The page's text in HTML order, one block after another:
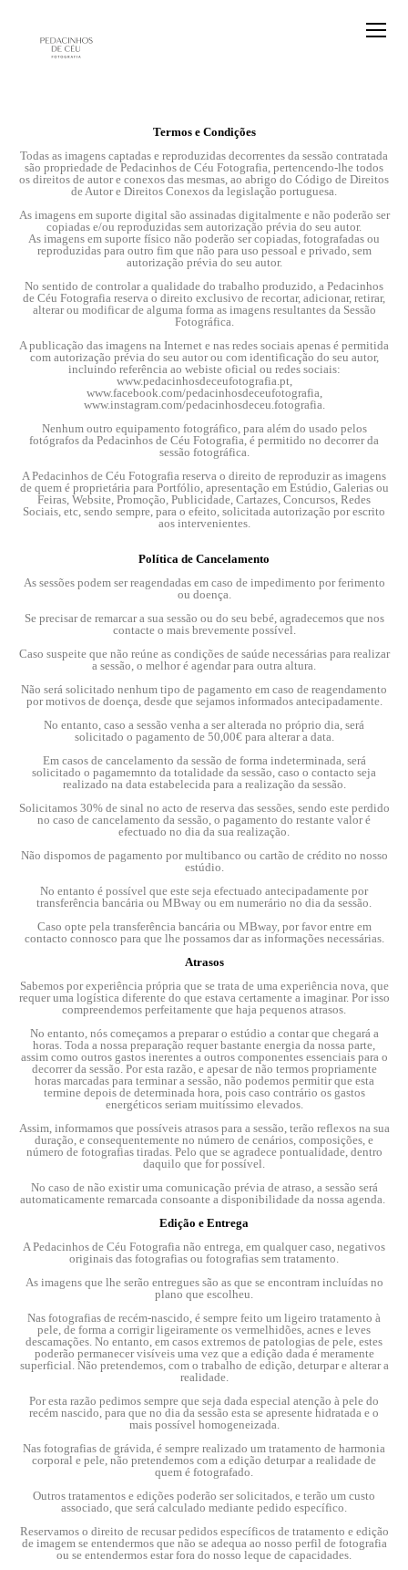
Termos e Condições
Todas as imagens captadas e reproduzidas decorrentes da sessão contratada
são propriedade de Pedacinhos de Céu Fotografia, pertencendo-lhe todos
os direitos de autor e conexos das mesmas, ao abrigo do Código de Direitos
de Autor e Direitos Conexos da legislação portuguesa.
As imagens em suporte digital são assinadas digitalmente e não poderão ser
copiadas e/ou reproduzidas sem autorização prévia do seu autor.
As imagens em suporte físico não poderão ser copiadas, fotografadas ou
reproduzidas para outro fim que não para uso pessoal e privado, sem
autorização prévia do seu autor.
No sentido de controlar a qualidade do trabalho produzido, a Pedacinhos
de Céu Fotografia reserva o direito exclusivo de recortar, adicionar, retirar,
alterar ou modificar de alguma forma as imagens resultantes da Sessão
Fotográfica.
A publicação das imagens na Internet e nas redes sociais apenas é permitida
com autorização prévia do seu autor ou com identificação do seu autor,
incluindo referência ao webiste oficial ou redes sociais:
www.pedacinhosdeceufotografia.pt,
www.facebook.com/pedacinhosdeceufotografia,
www.instagram.com/pedacinhosdeceu.fotografia.
Nenhum outro equipamento fotográfico, para além do usado pelos
fotógrafos da Pedacinhos de Céu Fotografia, é permitido no decorrer da
sessão fotográfica.
A Pedacinhos de Céu Fotografia reserva o direito de reproduzir as imagens
de quem é proprietária para Portfólio, apresentação em Estúdio, Galerias ou
Feiras, Website, Promoção, Publicidade, Cartazes, Concursos, Redes
Sociais, etc, sendo sempre, para o efeito, solicitada autorização por escrito
aos intervenientes.
Política de Cancelamento
As sessões podem ser reagendadas em caso de impedimento por ferimento
ou doença.
Se precisar de remarcar a sua sessão ou do seu bebé, agradecemos que nos
contacte o mais brevemente possível.
Caso suspeite que não reúne as condições de saúde necessárias para realizar
a sessão, o melhor é agendar para outra altura.
Não será solicitado nenhum tipo de pagamento em caso de reagendamento
por motivos de doença, desde que sejamos informados antecipadamente.
No entanto, caso a sessão venha a ser alterada no próprio dia, será
solicitado o pagamento de 50,00€ para alterar a data.
Em casos de cancelamento da sessão de forma indeterminada, será
solicitado o pagamemnto da totalidade da sessão, caso o contacto seja
realizado na data estabelecida para a realização da sessão.
Solicitamos 30% de sinal no acto de reserva das sessões, sendo este perdido
no caso de cancelamento da sessão, o pagamento do restante valor é
efectuado no dia da sua realização.
Não dispomos de pagamento por multibanco ou cartão de crédito no nosso
estúdio.
No entanto é possível que este seja efectuado antecipadamente por
transferência bancária ou MBway ou em numerário no dia da sessão.
Caso opte pela transferência bancária ou MBway, por favor entre em
contacto connosco para que lhe possamos dar as informações necessárias.
Atrasos
Sabemos por experiência própria que se trata de uma experiência nova, que
requer uma logística diferente do que estava certamente a imaginar. Por isso
compreendemos perfeitamente que haja pequenos atrasos.
No entanto, nós começamos a preparar o estúdio a contar que chegará a
horas. Toda a nossa preparação requer bastante energia da nossa parte,
assim como outros gastos inerentes a outros componentes essenciais para o
decorrer da sessão. Por esta razão, e apesar de não termos propriamente
horas marcadas para terminar a sessão, não podemos permitir que esta
termine depois de determinada hora, pois caso contrário os gastos
energéticos seriam muitíssimo elevados.
Assim, informamos que possíveis atrasos para a sessão, terão reflexos na sua
duração, e consequentemente no número de cenários, composições, e
número de fotografias tiradas. Pelo que se agradece pontualidade, dentro
daquilo que for possível.
No caso de não existir uma comunicação prévia de atraso, a sessão será
automaticamente remarcada consoante a disponibilidade da nossa agenda.
Edição e Entrega
A Pedacinhos de Céu Fotografia não entrega, em qualquer caso, negativos
originais das fotografias ou fotografias sem tratamento.
As imagens que lhe serão entregues são as que se encontram incluídas no
plano que escolheu.
Nas fotografias de recém-nascido, é sempre feito um ligeiro tratamento à
pele, de forma a corrigir ligeiramente os vermelhidões, acnes e leves
descamações. No entanto, em casos extremos de patologias de pele, estes
poderão permanecer visíveis uma vez que a edição dada é meramente
superficial. Não pretendemos, com o trabalho de edição, deturpar e alterar a
realidade.
Por esta razão pedimos sempre que seja dada especial atenção à pele do
recém nascido, para que no dia da sessão esta se apresente hidratada e o
mais possível homogeneizada.
Nas fotografias de grávida, é sempre realizado um tratamento de harmonia
corporal e pele, não pretendemos com a edição deturpar a realidade de
quem é fotografado.
Outros tratamentos e edições poderão ser solicitados, e terão um custo
associado, que será calculado mediante pedido específico.
Reservamos o direito de recusar pedidos específicos de tratamento e edição
de imagem se entendermos que não se adequa ao nosso perfil de fotografia
ou se entendermos estar fora do nosso leque de capacidades.